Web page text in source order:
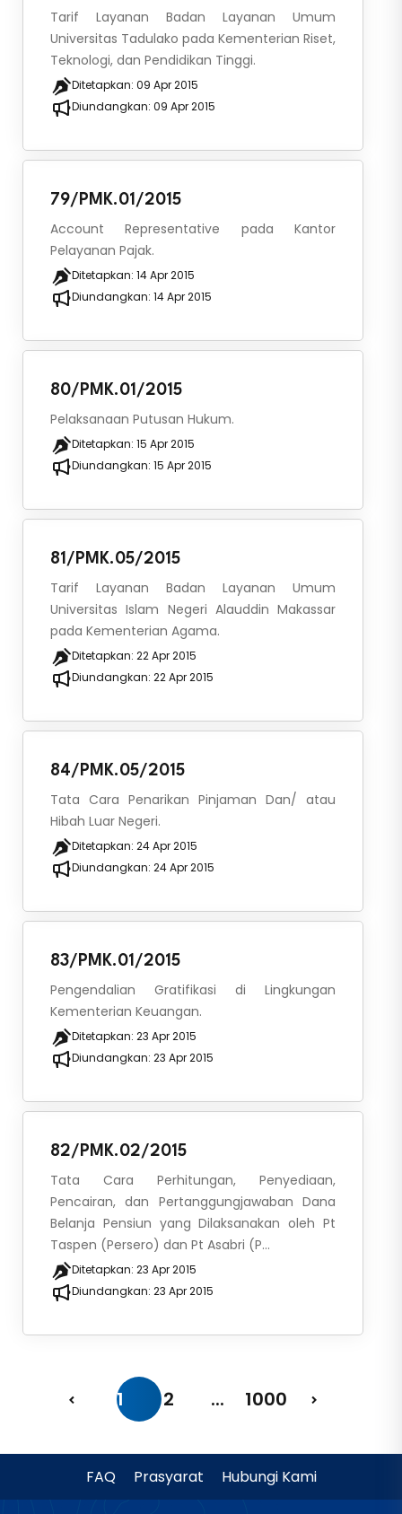
Tarif Layanan Badan Layanan Umum
Universitas Tadulako pada Kementerian Riset,
Teknologi, dan Pendidikan Tinggi.
Ditetapkan: 09 Apr 2015
Diundangkan: 09 Apr 2015
79/PMK.01/2015
Account Representative pada Kantor
Pelayanan Pajak.
Ditetapkan: 14 Apr 2015
Diundangkan: 14 Apr 2015
80/PMK.01/2015
Pelaksanaan Putusan Hukum.
Ditetapkan: 15 Apr 2015
Diundangkan: 15 Apr 2015
81/PMK.05/2015
Tarif Layanan Badan Layanan Umum
Universitas Islam Negeri Alauddin Makassar
pada Kementerian Agama.
Ditetapkan: 22 Apr 2015
Diundangkan: 22 Apr 2015
84/PMK.05/2015
Tata Cara Penarikan Pinjaman Dan/ atau
Hibah Luar Negeri.
Ditetapkan: 24 Apr 2015
Diundangkan: 24 Apr 2015
83/PMK.01/2015
Pengendalian Gratifikasi di Lingkungan
Kementerian Keuangan.
Ditetapkan: 23 Apr 2015
Diundangkan: 23 Apr 2015
82/PMK.02/2015
Tata Cara Perhitungan, Penyediaan,
Pencairan, dan Pertanggungjawaban Dana
Belanja Pensiun yang Dilaksanakan oleh Pt
Taspen (Persero) dan Pt Asabri (P...
Ditetapkan: 23 Apr 2015
Diundangkan: 23 Apr 2015
1 2 ... 1000
FAQ Prasyarat Hubungi Kami